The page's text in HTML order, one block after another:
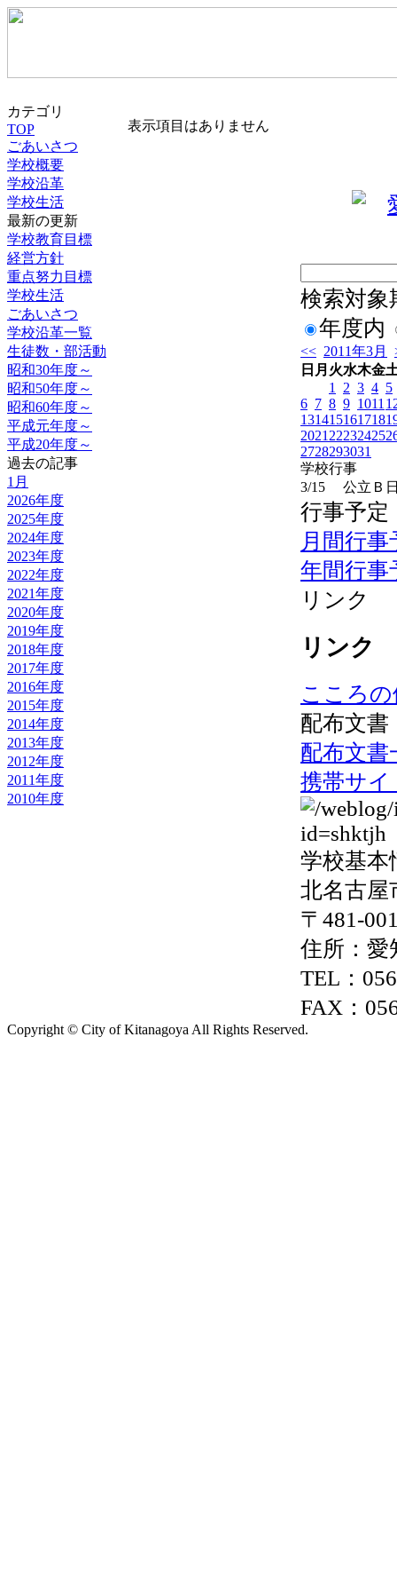
カテゴリ
TOP
ごあいさつ
学校概要
学校沿革
学校生活
最新の更新
学校教育目標
経営方針
重点努力目標
学校生活
ごあいさつ
学校沿革一覧
生徒数・部活動
昭和30年度～
昭和50年度～
昭和60年度～
平成元年度～
平成20年度～
過去の記事
1月
2026年度
2025年度
2024年度
2023年度
2022年度
2021年度
2020年度
2019年度
2018年度
2017年度
2016年度
2015年度
2014年度
2013年度
2012年度
2011年度
2010年度
表示項目はありません
検索対象
年度内
<< 2011年3月
日 月 火水木金
1
2 3 4 5
6 7 8 9 1011
131415161718
2021 22232425
2728293031
学校行事
3/15
公立Ｂ
行事予定
月間行事
年間行事
リンク
リンク
こころ
配布文書
配布文書
携帯サイ
学校基本
北名古屋
〒481-
住所：愛
TEL：
FAX：
Copyright © City of Kitanagoya All Rights Reserved.